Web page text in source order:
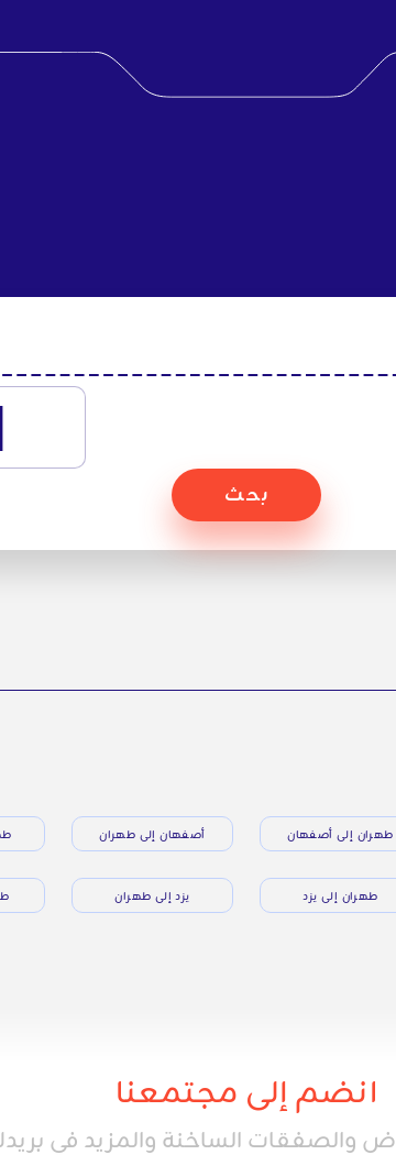
بحث
طهران إلى أصفهان أصفهان إلى طهران
طهران إلى يزد يزد إلى طهران
انضم إلى مجتمعنا
الساخنة والمزيد في بريدك